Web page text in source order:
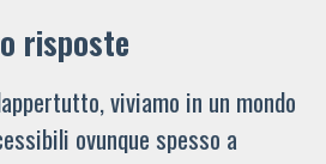
risposte
viviamo in un mondo
ovunque spesso a